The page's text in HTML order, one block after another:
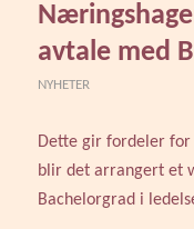
avtale med
NYHETER
Dette gir fordeler for
blir det arrangert et
Bachelorgrad i